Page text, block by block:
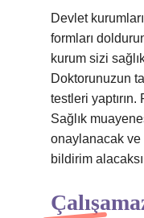
Devlet
formları
kurum sizi
Doktorunuzun
testleri
Sağlık
onaylanacak ve
bildirim